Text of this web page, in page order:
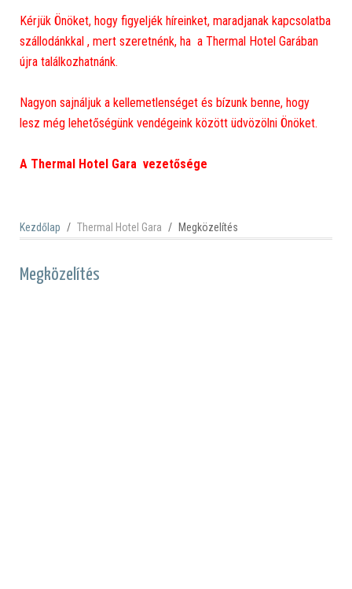
Kérjük Önöket, hogy figyeljék híreinket, maradjanak kapcsolatba
szállodánkkal , mert szeretnénk, ha a Thermal Hotel Garában
újra találkozhatnánk.
Nagyon sajnáljuk a kellemetlenséget és bízunk benne, hogy
lesz még lehetőségünk vendégeink között üdvözölni Önöket.
A Thermal Hotel Gara vezetősége
Kezdőlap Thermal Hotel Gara Megközelítés
Megközelítés